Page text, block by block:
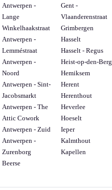
Antwerpen -
Lange
Winkelhaakstraat
Antwerpen -
Lemméstraat
Antwerpen -
Noord
Antwerpen - Sint-
Jacobsmarkt
Antwerpen - The
Attic Cowork
Antwerpen - Zuid
Antwerpen -
Zurenborg
Beerse
Gent -
Vlaanderenstraat
Grimbergen
Hasselt
Hasselt - Regus
Heist-op-den-Berg
Hemiksem
Herent
Herenthout
Heverlee
Hoeselt
Ieper
Kalmthout
Kapellen